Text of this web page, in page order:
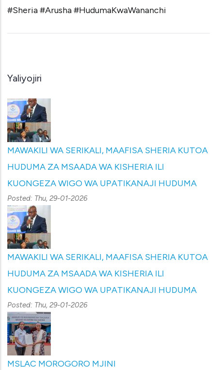
#Sheria#Arusha#HudumaKwaWananchi
Yaliyojiri
MAWAKILI WA SERIKALI, MAAFISA SHERIA KUTOA
HUDUMA ZA MSAADA WA KISHERIA ILI
KUONGEZA WIGO WA UPATIKANAJI HUDUMA
Posted: Thu, 29-01-2026
MAWAKILI WA SERIKALI, MAAFISA SHERIA KUTOA
HUDUMA ZA MSAADA WA KISHERIA ILI
KUONGEZA WIGO WA UPATIKANAJI HUDUMA
Posted: Thu, 29-01-2026
MSLAC MOROGORO MJINI